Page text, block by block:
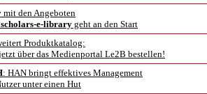
mit den Angeboten
scholars-e-library geht an den Start
Produktkatalog:
über das Medienportal Le2B bestellen!
: HAN bringt effektives Management
unter einen Hut